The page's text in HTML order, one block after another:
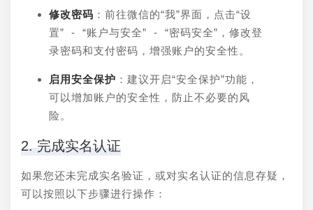
修改密码 ：前往微信的“我”界面，点击“设
置” - “账户与安全” - “密码安全”，修改登
录密码和支付密码，增强账户的安全性。
启用安全保护 ：建议开启“安全保护”功能，
可以增加账户的安全性，防止不必要的风
险。
2. 完成实名认证
如果您还未完成实名验证，或对实名认证的信息存疑，
可以按照以下步骤进行操作：